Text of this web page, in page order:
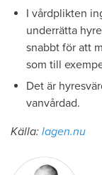
I vårdplikten
underrätta
snabbt för att
som till
Det är
vanvårdad.
Källa: lagen.nu